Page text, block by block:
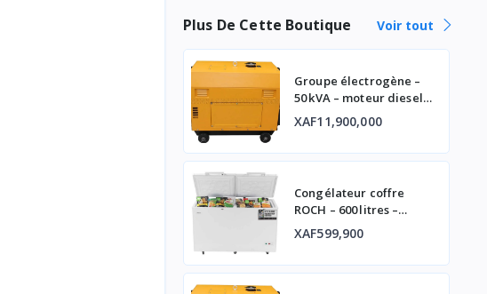
Plus De Cette Boutique Voir tout
Groupe électrogène –
50 kVA – moteur diesel
industriel
XAF11,900,000
Congélateur coffre
ROCH – 600 litres –
double porte
XAF599,900